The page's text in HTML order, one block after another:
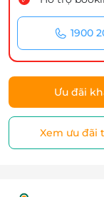
1900
Ưu đãi
Xem ưu đãi